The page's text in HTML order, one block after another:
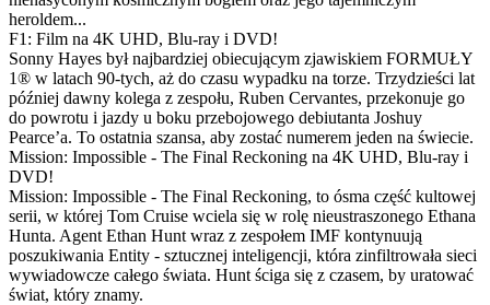
heroldem...
F1: Film na 4K UHD, Blu-ray i DVD!
Sonny Hayes był najbardziej obiecującym zjawiskiem FORMUŁY
1® w latach 90-tych, aż do czasu wypadku na torze. Trzydzieści lat
później dawny kolega z zespołu, Ruben Cervantes, przekonuje go
do powrotu i jazdy u boku przebojowego debiutanta Joshuy
Pearce’a. To ostatnia szansa, aby zostać numerem jeden na świecie.
Mission: Impossible - The Final Reckoning na 4K UHD, Blu-ray i
DVD!
Mission: Impossible - The Final Reckoning, to ósma część kultowej
serii, w której Tom Cruise wciela się w rolę nieustraszonego Ethana
Hunta. Agent Ethan Hunt wraz z zespołem IMF kontynuują
poszukiwania Entity - sztucznej inteligencji, która zinfiltrowała sieci
wywiadowcze całego świata. Hunt ściga się z czasem, by uratować
świat, który znamy.